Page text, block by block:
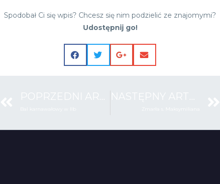
Spodobał Ci się wpis? Chcesz się nim podzielić ze znajomymi?
Udostępnij go!